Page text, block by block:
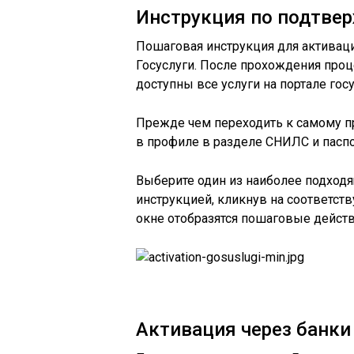
Инструкция по
Пошаговая инструкция для
Госуслуги. После прохождения
доступны все услуги на портале
Прежде чем переходить к самому
в профиле в разделе СНИЛС и
Выберите один из наиболее
инструкцией, кликнув на
окне отобразятся пошаговые
Активация через банки